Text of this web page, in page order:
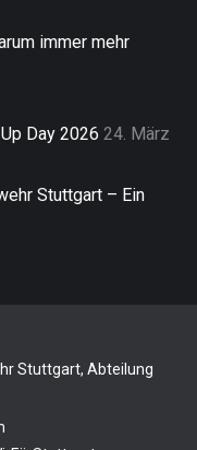
immer mehr
Day 2026 24. März
Stuttgart – Ein
Stuttgart, Abteilung